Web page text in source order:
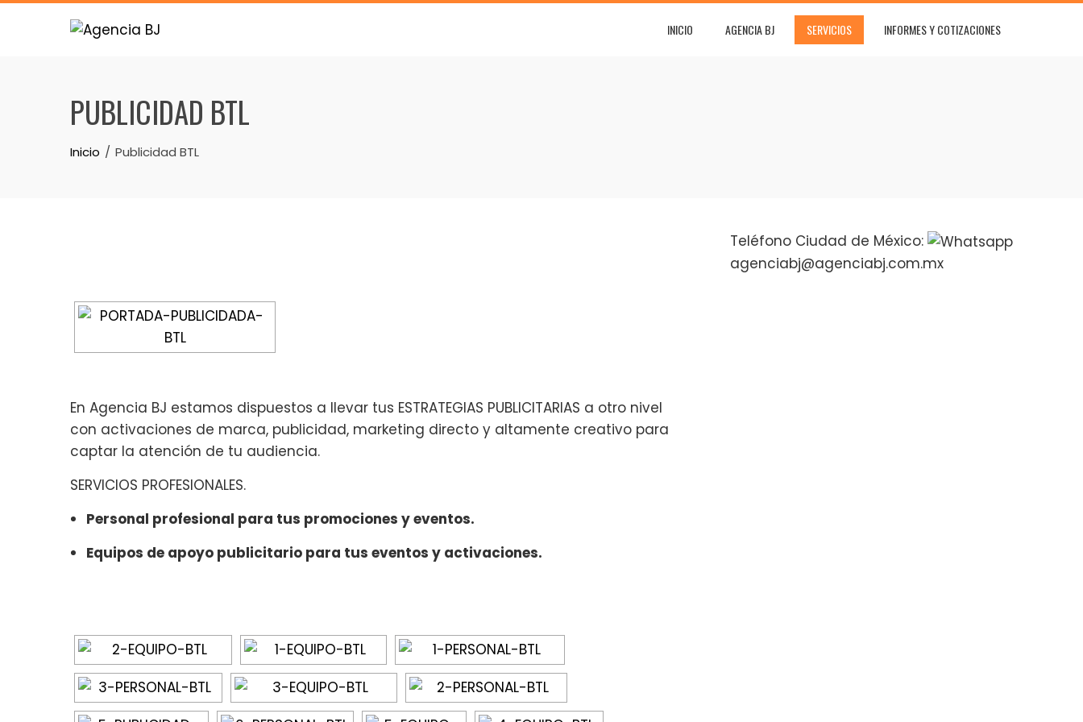
Skip
INICIO AGENCIA BJ SERVICIOS INFORMES Y COTIZACIONES
PUBLICIDAD BTL
Inicio Publicidad BTL
En Agencia BJ estamos dispuestos a llevar tus ESTRATEGIAS PUBLICITARIAS a otro nivel
con activaciones de marca, publicidad, marketing directo y altamente creativo para
captar la atención de tu audiencia.
SERVICIOS PROFESIONALES.
Personal profesional para tus promociones y eventos.
Equipos de apoyo publicitario para tus eventos y activaciones.
Teléfono Ciudad de México:
agenciabj@agenciabj.com.mx